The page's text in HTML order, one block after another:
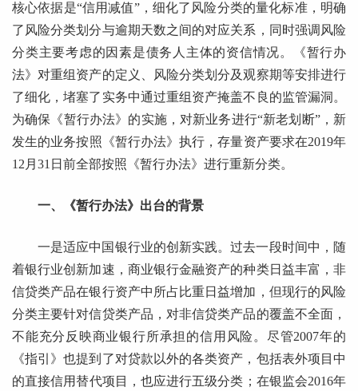
核心依据是“信用减值”，细化了风险分类的量化标准，明确
了风险分类划分与逾期天数之间的对应关系，同时强调风险
分类主要考虑的因素是债务人主体的资信情况。《暂行办
法》对重组资产的定义、风险分类划分及观察期等安排进行
了细化，堵塞了实务中通过重组资产掩盖不良的监管漏洞。
为确保《暂行办法》的实施，对新业务进行“新老划断”，新
发生的业务按照《暂行办法》执行，存量资产要求在2019年
12月31日前全部按照《暂行办法》进行重新分类。
一、《暂行办法》出台的背景
一是适应中国银行业的创新实践。过去一段时间中，随
着银行业创新加速，商业银行金融资产的种类日益丰富，非
信贷类产品在银行资产中所占比重日益增加，但现行的风险
分类主要针对信贷类产品，对非信贷类产品的覆盖不全面，
不能充分反映商业银行所承担的信用风险。尽管2007年的
《指引》也提到了对贷款以外的各类资产，包括表外项目中
的直接信用替代项目，也应进行五级分类；在银监会2016年